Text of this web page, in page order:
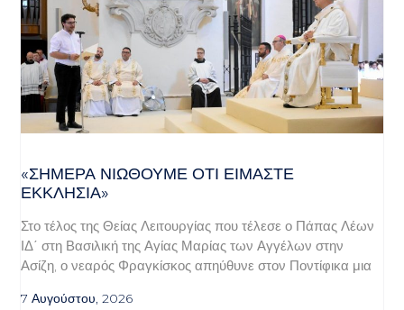
«ΣΉΜΕΡΑ ΝΙΏΘΟΥΜΕ ΌΤΙ ΕΊΜΑΣΤΕ
ΕΚΚΛΗΣΊΑ»
Στο τέλος της Θείας Λειτουργίας που τέλεσε ο Πάπας Λέων
ΙΔ΄ στη Βασιλική της Αγίας Μαρίας των Αγγέλων στην
Ασίζη, ο νεαρός Φραγκίσκος απηύθυνε στον Ποντίφικα μια
7 Αυγούστου, 2026